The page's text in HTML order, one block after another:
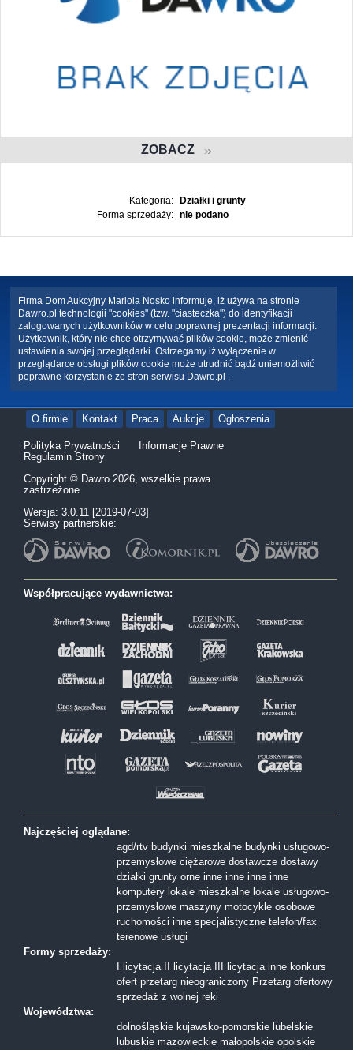
ZOBACZ
Kategoria:
Działki i grunty
Forma sprzedaży:
nie podano
Firma Dom Aukcyjny Mariola Nosko informuje, iż używa na stronie
Dawro.pl technologii "cookies" (tzw. "ciasteczka") do identyfikacji
zalogowanych użytkowników w celu poprawnej prezentacji informacji.
Użytkownik, który nie chce otrzymywać plików cookie, może zmienić
ustawienia swojej przeglądarki. Ostrzegamy iż wyłączenie w
przeglądarce obsługi plików cookie może utrudnić bądź uniemożliwić
poprawne korzystanie ze stron serwisu Dawro.pl .
O firmie Kontakt Praca Aukcje Ogłoszenia
Polityka Prywatności
Informacje Prawne
Regulamin Strony
Copyright © Dawro 2026, wszelkie prawa
zastrzeżone
Wersja: 3.0.11 [2019-07-03]
Serwisy partnerskie:
Współpracujące wydawnictwa:
Najczęściej oglądane:
agd/rtv budynki mieszkalne budynki usługowo-
przemysłowe ciężarowe dostawcze dostawy
działki grunty orne inne inne inne inne
komputery lokale mieszkalne lokale usługowo-
przemysłowe maszyny motocykle osobowe
ruchomości inne specjalistyczne telefon/fax
terenowe usługi
Formy sprzedaży:
I licytacja
II licytacja III licytacja inne konkurs
ofert przetarg nieograniczony Przetarg ofertowy
sprzedaż z wolnej reki
Województwa:
dolnośląskie kujawsko-pomorskie lubelskie
lubuskie mazowieckie małopolskie opolskie